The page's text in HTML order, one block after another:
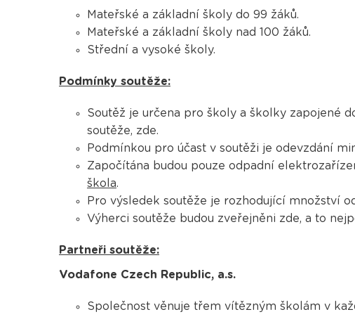
Mateřské a základní školy do 99 žáků.
Mateřské a základní školy nad 100 žáků.
Střední a vysoké školy.
Podmínky soutěže:
Soutěž je určena pro školy a školky zapojené
soutěže, zde.
Podmínkou pro účast v soutěži je odevzdání
Započítána budou pouze odpadní
škola.
Pro výsledek soutěže je rozhodující množství
Výherci soutěže budou zveřejněni zde, a to
Partneři soutěže:
Vodafone Czech Republic, a.s.
Společnost věnuje třem vítězným školám v